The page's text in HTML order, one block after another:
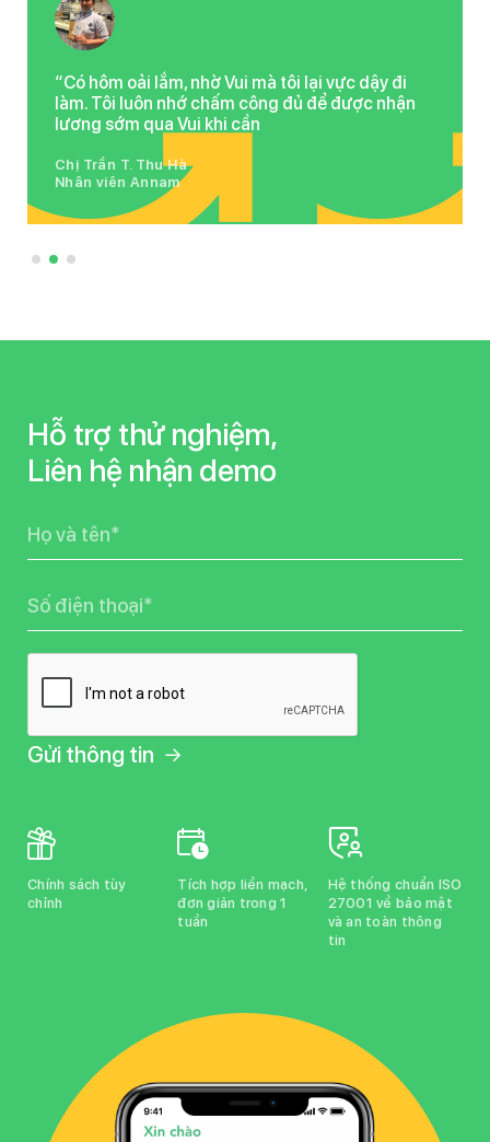
“Có hôm oải lắm, nhờ Vui mà tôi lại vực dậy đi
làm. Tôi luôn nhớ chấm công đủ để được nhận
lương sớm qua Vui khi cần
Chị Trần T. Thu Hà
Nhân viên Annam
Hỗ trợ thử nghiệm,
Liên hệ nhận demo
Phone
Chính sách tùy
chỉnh
Tích hợp liền mạch,
đơn giản trong 1
tuần
Hệ thống chuẩn ISO
27001 về bảo mật
và an toàn thông
tin